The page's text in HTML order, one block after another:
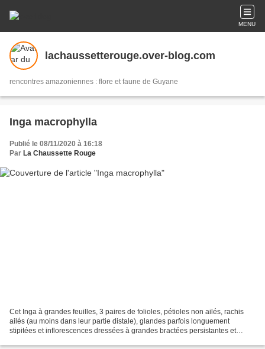
MENU
lachaussetterouge.over-blog.com
rencontres amazoniennes : flore et faune de Guyane
Inga macrophylla
Publié le 08/11/2020 à 16:18
Par La Chaussette Rouge
Cet Inga à grandes feuilles, 3 paires de folioles, pétioles non ailés, rachis
ailés (au moins dans leur partie distale), glandes parfois longuement
stipitées et inflorescences dressées à grandes bractées persistantes et